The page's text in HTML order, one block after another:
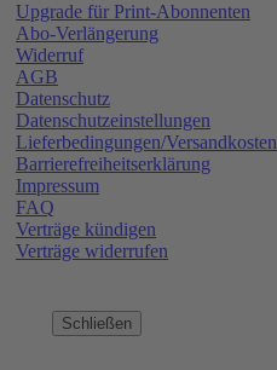
Upgrade für Print-Abonnenten
Abo-Verlängerung
Widerruf
AGB
Datenschutz
Datenschutzeinstellungen
Lieferbedingungen/Versandkosten
Barrierefreiheitserklärung
Impressum
FAQ
Verträge kündigen
Verträge widerrufen
Schließen